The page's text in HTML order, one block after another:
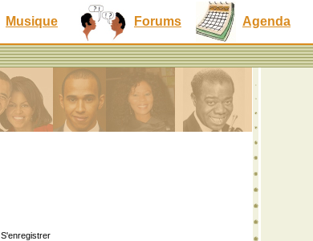
Musique Forums Agenda
S'enregistrer